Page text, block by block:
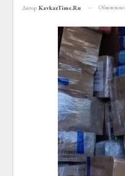
Автор KavkazTime.ru Обновлено